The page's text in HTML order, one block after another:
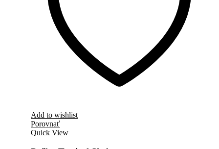
Add to wishlist
Porovnať
Quick View